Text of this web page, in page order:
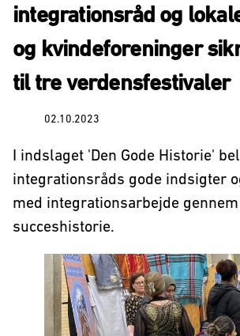
integrationsråd og
og kvindeforeninger
til tre verdensfestivaler
02.10.2023
I indslaget 'Den Gode Historie'
integrationsråds gode indsigter
med integrationsarbejde
succeshistorie.